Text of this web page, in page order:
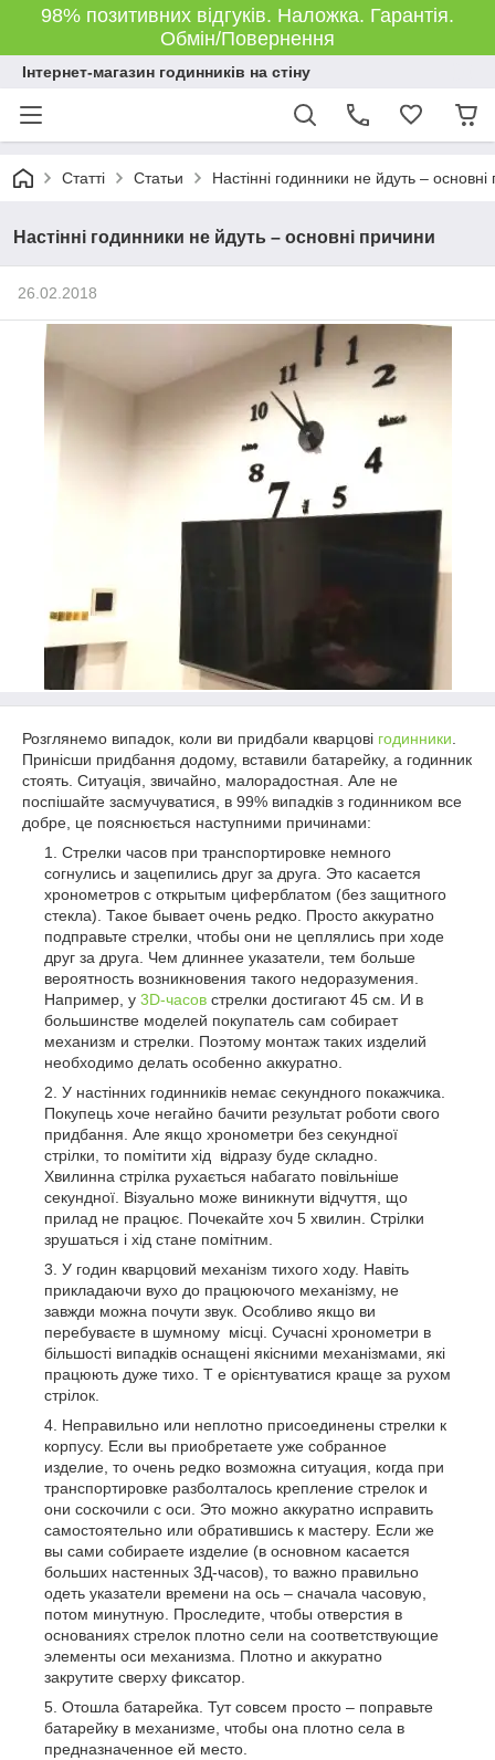
98% позитивних відгуків. Наложка. Гарантія.
Обмін/Повернення
Інтернет-магазин годинників на стіну
Статті Статьи Настінні годинники не йдуть –
Настінні годинники не йдуть – основні причини
26.02.2018
Розглянемо випадок, коли ви придбали кварцові годинники
Принісши придбання додому, вставили батарейку, а годинник
стоять. Ситуація, звичайно, малорадостная. Але не
поспішайте засмучуватися, в 99% випадків з годинником все
добре, це пояснюється наступними причинами:
Стрелки часов при транспортировке немного
согнулись и зацепились друг за друга. Это касается
хронометров с открытым циферблатом (без защитного
стекла). Такое бывает очень редко. Просто аккуратно
подправьте стрелки, чтобы они не цеплялись при ходе
друг за друга. Чем длиннее указатели, тем больше
вероятность возникновения такого недоразумения.
Например, у 3D-часов стрелки достигают 45 см. И в
большинстве моделей покупатель сам собирает
механизм и стрелки. Поэтому монтаж таких изделий
необходимо делать особенно аккуратно.
У настінних годинників немає секундного покажчика.
Покупець хоче негайно бачити результат роботи свого
придбання. Але якщо хронометри без секундної
стрілки, то помітити хід
відразу буде складно.
Хвилинна стрілка рухається набагато повільніше
секундної. Візуально може виникнути відчуття, що
прилад не працює. Почекайте хоч 5 хвилин. Стрілки
зрушаться і хід стане помітним.
У годин кварцовий механізм тихого ходу. Навіть
прикладаючи вухо до працюючого механізму, не
завжди можна почути звук. Особливо якщо ви
перебуваєте в шумному місці. Сучасні хронометри в
більшості випадків оснащені якісними механізмами, які
працюють дуже тихо. Т е орієнтуватися краще за рухом
стрілок.
Неправильно или неплотно присоединены стрелки к
корпусу. Если вы приобретаете уже собранное
изделие, то очень редко возможна ситуация, когда при
транспортировке разболталось крепление стрелок и
они соскочили с оси. Это можно аккуратно исправить
самостоятельно или обратившись к мастеру. Если же
вы сами собираете изделие (в основном касается
больших настенных 3Д-часов), то важно правильно
одеть указатели времени на ось – сначала часовую,
потом минутную. Проследите, чтобы отверстия в
основаниях стрелок плотно сели на соответствующие
элементы оси механизма. Плотно и аккуратно
закрутите сверху фиксатор.
Отошла батарейка. Тут совсем просто – поправьте
батарейку в механизме, чтобы она плотно села в
предназначенное ей место.